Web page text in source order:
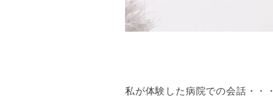
私が体験した病院での会話・・・